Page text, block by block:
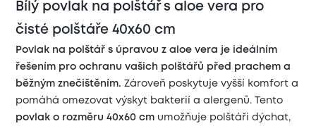
Bílý povlak na polštář s aloe vera pro
čisté polštáře 40x60 cm
Povlak na polštář s úpravou z aloe vera je ideálním
řešením pro ochranu vašich polštářů před prachem a
běžným znečištěním. Zároveň poskytuje vyšší komfort a
pomáhá omezovat výskyt bakterií a alergenů. Tento
povlak o rozměru 40x60 cm umožňuje polštáři dýchat,